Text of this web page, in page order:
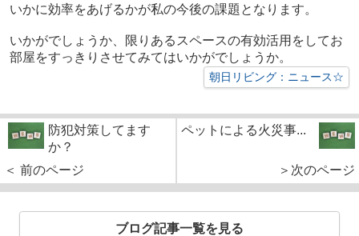
いかに効率をあげるかが私の今後の課題となります。
いかがでしょうか、限りあるスペースの有効活用をしてお
部屋をすっきりさせてみてはいかがでしょうか。
朝日リビング：ニュース☆
防犯対策してます
か？
＜ 前のページ
ペットによる火災事...
＞次のページ
ブログ記事一覧を見る